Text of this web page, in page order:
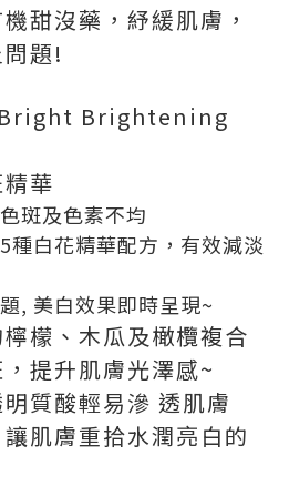
甜沒藥，紓緩肌膚，
題!
Brightening
華
斑及色素不均
種白花精華配方，有效減淡
, 美白效果即時呈現~
檬、木瓜及橄欖複合
提升肌膚光澤感~
質酸輕易滲 透肌膚
肌膚重拾水潤亮白的